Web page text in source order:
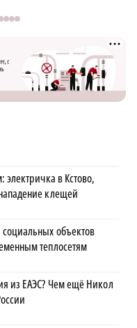
электричка в Кстово,
клещей
объектов
теплосетям
из ЕАЭС? Чем ещё Никол